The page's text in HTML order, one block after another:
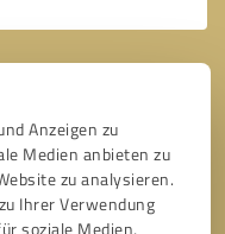
Anzeigen zu
Medien anbieten zu
zu analysieren.
Ihrer Verwendung
soziale Medien,